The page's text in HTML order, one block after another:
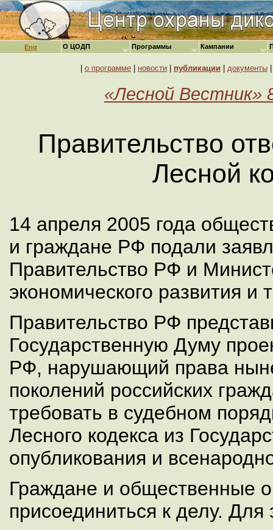
Eng
о программе новости публикации документы
«Лесной Вестник»
Правительство
Лесной
14 апреля 2005 года
и граждане РФ подали
Правительство РФ и
экономического развития и
Правительство РФ
Государственную Думу
РФ, нарушающий права
поколений российских
требовать в судебном
Лесного кодекса из
опубликования и
Граждане и общественные
присоединиться к делу. Для
О ЦОДП Программы Кампании